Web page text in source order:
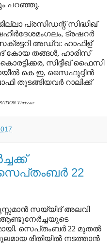
പറഞ്ഞു.
പ്രസിഡന്റ് സിദ്ധീഖ്
ട്രഷറര്‍
അഡ്വ: ഹാഫിള്
കോയ തങ്ങള്‍, ഹാരിസ്
സിദ്ദീഖ് ഫൈസി
കെ ഇ, സൈഫുദ്ദീന്‍
തുടങ്ങിയവര്‍ റാലിക്ക്
Thrissur
22
സയ്യിദ്‌ അലവി
ആണ്ടുനേര്‍ച്ചയുടെ
സെപ്‌തംബര്‍ 22 മുതല്‍
രീതിയില്‍ നടത്താന്‍